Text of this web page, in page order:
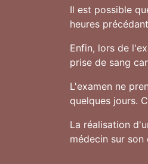
Il est possible
heures
Enfin, lors de
prise de sang
L'examen ne
quelques jours.
La réalisation
médecin sur